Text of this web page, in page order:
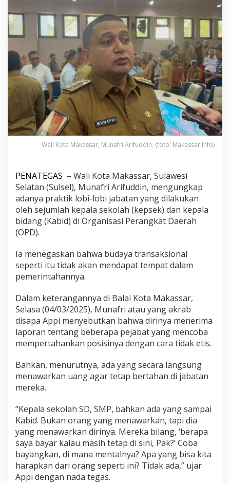
k
a
a
r
B
o
n
r
P
r
t
i
k
L
o
b
a
b
a
n
d
i
L
i
n
g
u
n
n
P
e
m
k
o
t
Wali Kota Makassar, Munafri Arifuddin. (foto: Makassar Info)
PENATEGAS – Wali Kota Makassar, Sulawesi
Selatan (Sulsel), Munafri Arifuddin, mengungkap
adanya praktik lobi-lobi jabatan yang dilakukan
oleh sejumlah kepala sekolah (kepsek) dan kepala
bidang (Kabid) di Organisasi Perangkat Daerah
(OPD).
Ia menegaskan bahwa budaya transaksional
seperti itu tidak akan mendapat tempat dalam
pemerintahannya.
Dalam keterangannya di Balai Kota Makassar,
Selasa (04/03/2025), Munafri atau yang akrab
disapa Appi menyebutkan bahwa dirinya menerima
laporan tentang beberapa pejabat yang mencoba
mempertahankan posisinya dengan cara tidak etis.
Bahkan, menurutnya, ada yang secara langsung
menawarkan uang agar tetap bertahan di jabatan
mereka.
“Kepala sekolah SD, SMP, bahkan ada yang sampai
Kabid. Bukan orang yang menawarkan, tapi dia
yang menawarkan dirinya. Mereka bilang, ‘berapa
saya bayar kalau masih tetap di sini, Pak?’ Coba
bayangkan, di mana mentalnya? Apa yang bisa kita
harapkan dari orang seperti ini? Tidak ada,” ujar
Appi dengan nada tegas.